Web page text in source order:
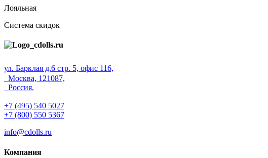
Лояльная
Система скидок
ул. Барклая д.6 стр. 5, офис 116,
Москва, 121087,
Россия.
+7 (495) 540 5027
+7 (800) 550 5367
info@cdolls.ru
Компания